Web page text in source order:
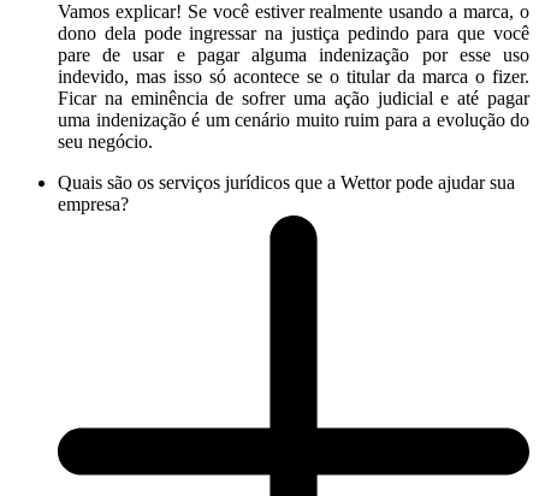
Vamos explicar! Se você estiver realmente usando a marca, o
dono dela pode ingressar na justiça pedindo para que você
pare de usar e pagar alguma indenização por esse uso
indevido, mas isso só acontece se o titular da marca o fizer.
Ficar na eminência de sofrer uma ação judicial e até pagar
uma indenização é um cenário muito ruim para a evolução do
seu negócio.
Quais são os serviços jurídicos que a Wettor pode ajudar sua
empresa?